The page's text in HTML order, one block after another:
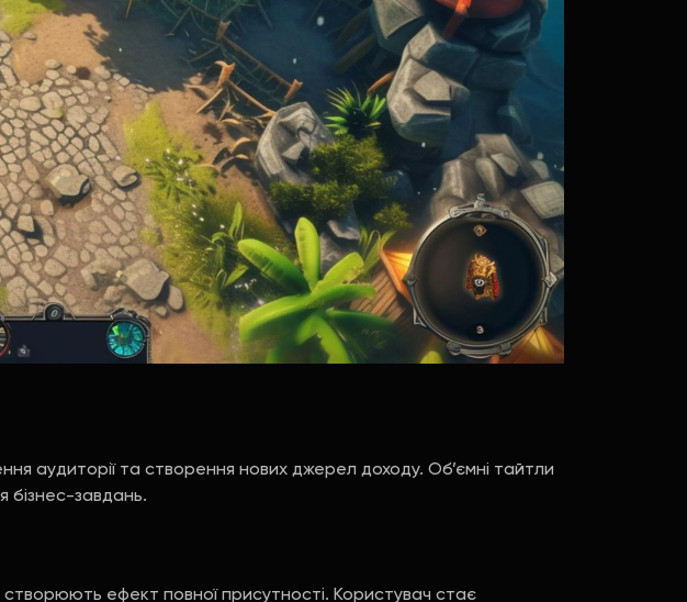
аудиторії та створення нових джерел доходу. Об’ємні тайтли
бізнес-завдань.
створюють ефект повної присутності. Користувач стає